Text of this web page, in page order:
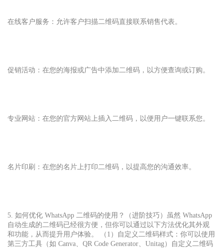
在线客户服务：允许客户扫描二维码直接联系销售代表。
促销活动：在您的海报或广告中添加二维码，以方便查询或订购。
专业网站：在您的官方网站上插入二维码，以便用户一键联系您。
名片印刷：在您的名片上打印二维码，以提高您的沟通效率。
5. 如何优化 WhatsApp 二维码的使用？（进阶技巧）虽然 WhatsApp
自动生成的二维码已经很方便，但你可以通过以下方法优化其外观
和功能，从而提升用户体验。 （1）自定义二维码样式：你可以使用
第三方工具（如 Canva、QR Code Generator、Unitag）自定义二维码